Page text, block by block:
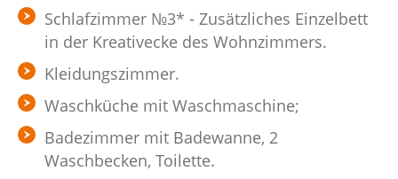
Schlafzimmer №3* - Zusätzliches Einzelbett
in der Kreativecke des Wohnzimmers.
Kleidungszimmer.
Waschküche mit Waschmaschine;
Badezimmer mit Badewanne, 2
Waschbecken, Toilette.